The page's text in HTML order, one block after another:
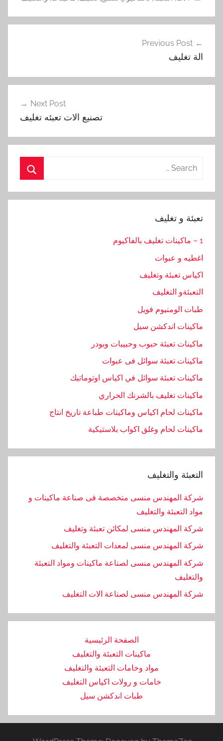
المقالات
Previous Post
الة تغليف
Next Post
تصنيع الات تعبئه تغليف
Search
تعبئة و تغليف
1 – ماكينات تغليف بالفاكيوم
اغطيه و عبوات
اكياس تعبئة وتغليف
التعبئةو التغليف
طبات الومنيوم فويل
ماكينات اندكشن سيل
ماكينات تعبئة حبوب وحبيبات وبودر
ماكينات تعبئة سوائل فى عبوات
ماكينات تعبئة سوائل في اكياس اوتوماتيك
ماكينات تغليف بالشرنك الحراري
ماكينات لحام اكياس وماكينات طباعة تاريخ انتاج
ماكينات لحام وغلق اكواب بلاستيكية
التعبئة والتغليف
شركة المهندس منسى متخصصة فى صناعة ماكينات و
مواد التعبئة والتغليف
شركة المهندس منسى لمكائن تعبئة وتغليف
شركة المهندس منسى لمعدات التعبئة والتغليف
شركة المهندس منسى لصناعة ماكينات ومواد التعبئة
والتغليف
‏شركة المهندس منسى لصناعة الات التغليف
الصفحة الرئيسية
ماكينات التعبئة والتغليف
مواد وخامات التعبئة والتغليف
خامات و رولات اكياس التغليف
طبات اندكشن سيل